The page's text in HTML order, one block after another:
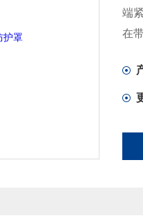
端
在
端
点